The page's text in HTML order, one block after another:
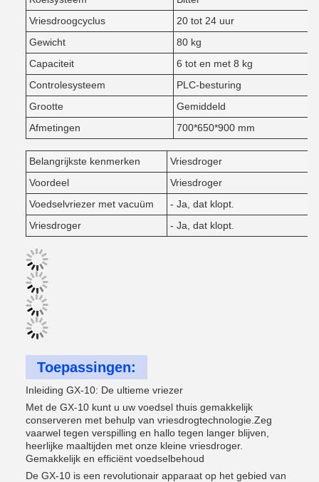
Vriesdroogcyclus
20 tot 24 uur
Gewicht
80 kg
Capaciteit
6 tot en met 8 kg
Controlesysteem
PLC-besturing
Grootte
Gemiddeld
Afmetingen
700*650*900 mm
Belangrijkste kenmerken
Vriesdroger
Voordeel
Vriesdroger
Voedselvriezer met vacuüm
- Ja, dat klopt.
Vriesdroger
- Ja, dat klopt.
Toepassingen:
Inleiding GX-10: De ultieme vriezer
Met de GX-10 kunt u uw voedsel thuis gemakkelijk
conserveren met behulp van vriesdrogtechnologie.Zeg
vaarwel tegen verspilling en hallo tegen langer blijven,
heerlijke maaltijden met onze kleine vriesdroger.
Gemakkelijk en efficiënt voedselbehoud
De GX-10 is een revolutionair apparaat op het gebied van